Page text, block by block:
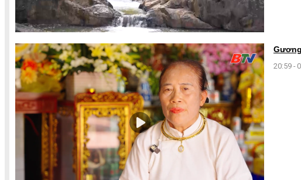
20:59 -